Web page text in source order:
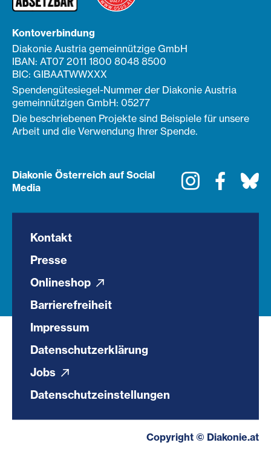
Kontoverbindung
Diakonie Austria gemeinnützige GmbH
IBAN: AT07 2011 1800 8048 8500
BIC: GIBAATWWXXX
Spendengütesiegel-Nummer der Diakonie Austria
gemeinnützigen GmbH: 05277
Die beschriebenen Projekte sind Beispiele für unsere
Arbeit und die Verwendung Ihrer Spende.
Diakonie Österreich auf Social
Media
Instagram
Kontakt
Presse
Onlineshop
Barrierefreiheit
Impressum
Datenschutzerklärung
Jobs
Datenschutzeinstellungen
Copyright © Diakonie.at